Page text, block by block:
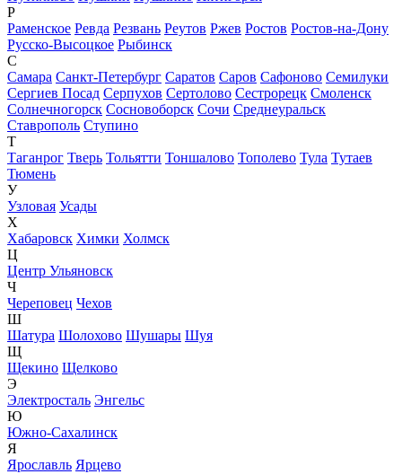
Р
Раменское Ревда Резвань Реутов Ржев Ростов Ростов-на-Дону
Русско-Высоцкое Рыбинск
С
Самара Санкт-Петербург Саратов Саров Сафоново Семилуки
Сергиев Посад Серпухов Сертолово Сестрорецк Смоленск
Солнечногорск Сосновоборск Сочи Среднеуральск
Ставрополь Ступино
Т
Таганрог Тверь Тольятти Тоншалово Тополево Тула Тутаев
Тюмень
У
Узловая Усады
Х
Хабаровск Химки Холмск
Ц
Центр Ульяновск
Ч
Череповец Чехов
Ш
Шатура Шолохово Шушары Шуя
Щ
Щекино Щелково
Э
Электросталь Энгельс
Ю
Южно-Сахалинск
Я
Ярославль Ярцево